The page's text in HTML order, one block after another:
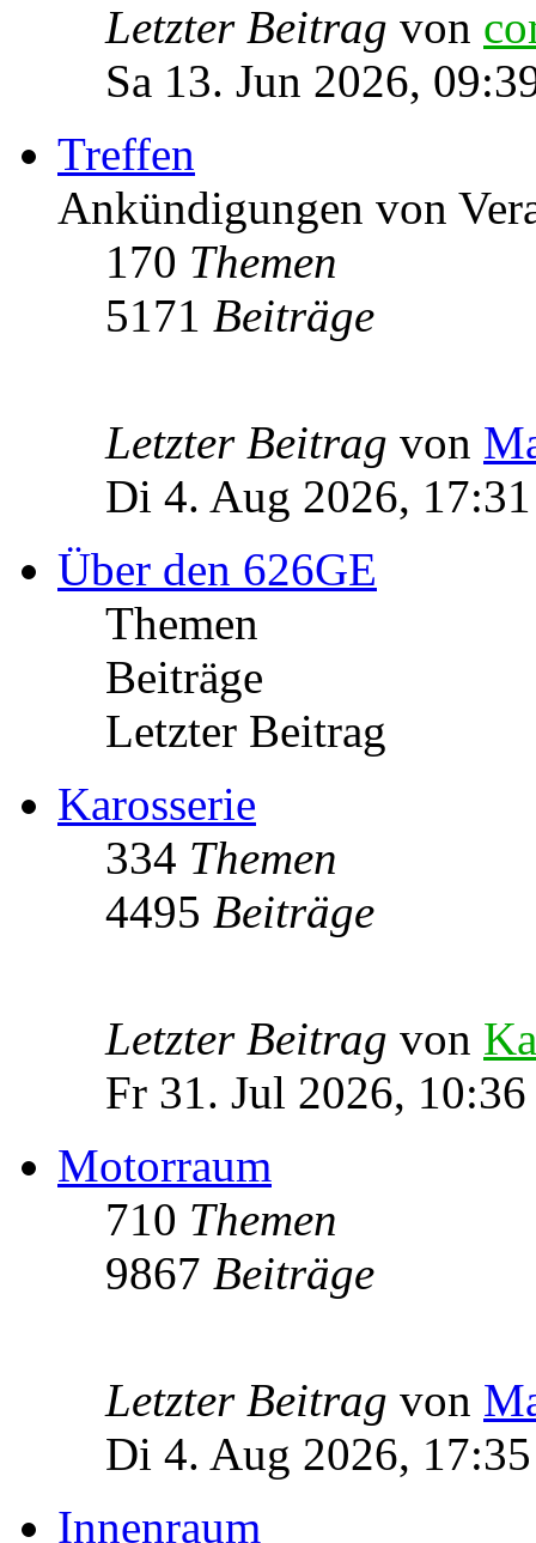
Letzter Beitrag von
Sa 13. Jun 2026,
Treffen
Ankündigungen von
170 Themen
5171 Beiträge
Letzter Beitrag von
Di 4. Aug 2026, 17:31
Über den 626GE
Themen
Beiträge
Letzter Beitrag
Karosserie
334 Themen
4495 Beiträge
Letzter Beitrag von
Fr 31. Jul 2026, 10:36
Motorraum
710 Themen
9867 Beiträge
Letzter Beitrag von
Di 4. Aug 2026, 17:35
Innenraum